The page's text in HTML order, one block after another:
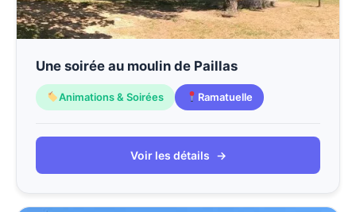
Une soirée au moulin de Paillas
Animations & Soirées Ramatuelle
Voir les détails →